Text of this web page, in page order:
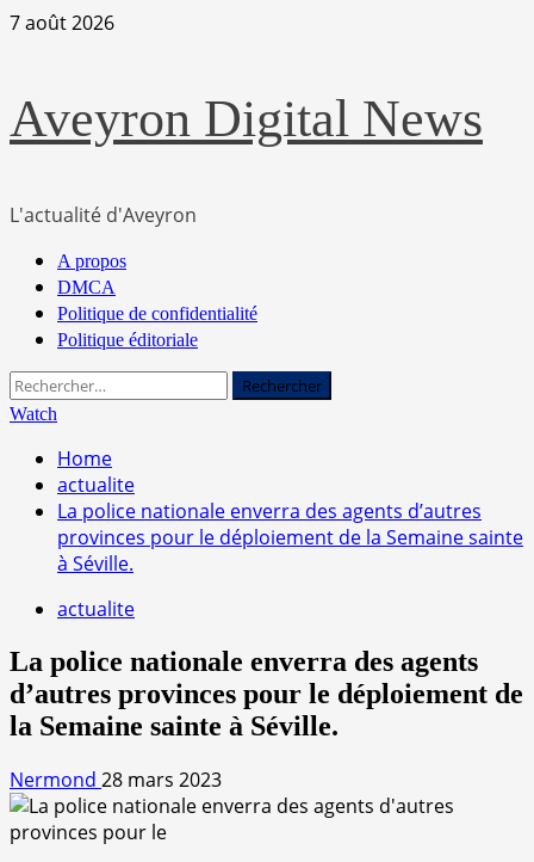
Skip
7 août 2026
Aveyron Digital News
L'actualité d'Aveyron
Primary
Menu
A propos
DMCA
Politique de confidentialité
Politique éditoriale
Rechercher :
Watch
Home
actualite
La police nationale enverra des agents d’autres
provinces pour le déploiement de la Semaine sainte
à Séville.
actualite
La police nationale enverra des agents
d’autres provinces pour le déploiement de
la Semaine sainte à Séville.
Nermond 28 mars 2023